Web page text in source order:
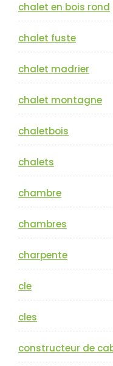
chalet en bois rond
chalet fuste
chalet madrier
chalet montagne
chaletbois
chalets
chambre
chambres
charpente
cle
cles
constructeur de